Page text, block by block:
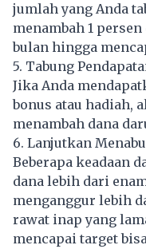
jumlah yang Anda
menambah 1
bulan hingga
5. Tabung
Jika Anda
bonus atau hadiah,
menambah dana
6. Lanjutkan
Beberapa keadaan
dana lebih dari
menganggur lebih
rawat inap yang
mencapai target